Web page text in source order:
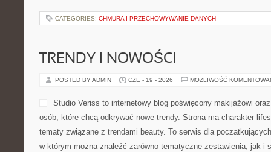
CATEGORIES: CHMURA I PRZECHOWYWANIE DANYCH
TRENDY I NOWOŚCI
POSTED BY ADMIN CZE - 19 - 2026 MOŻLIWOŚĆ
Studio Veriss to internetowy blog poświęcony makijażowi
osób, które chcą odkrywać nowe trendy. Strona ma charakter
tematy związane z trendami beauty. To serwis dla
w którym można znaleźć zarówno tematyczne zestawienia, jak i